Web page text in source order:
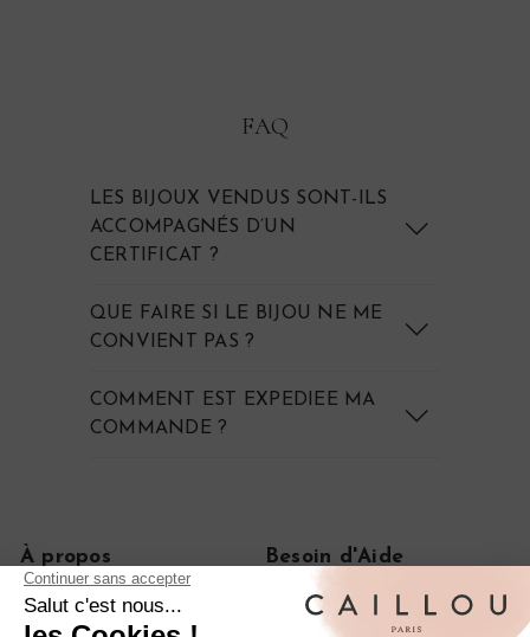
FAQ
LES BIJOUX VENDUS SONT-ILS
ACCOMPAGNÉS D’UN
CERTIFICAT ?
QUE FAIRE SI LE BIJOU NE ME
CONVIENT PAS ?
COMMENT EST EXPEDIEE MA
COMMANDE ?
À propos
Notre histoire
Besoin d'Aide